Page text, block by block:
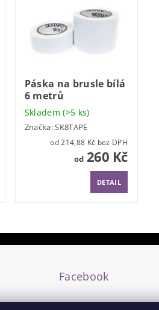
Páska na brusle bílá
6 metrů
Skladem(>5 ks)
Značka:SK8TAPE
od 214,88 Kč bez DPH
od260 Kč
DETAIL
Facebook